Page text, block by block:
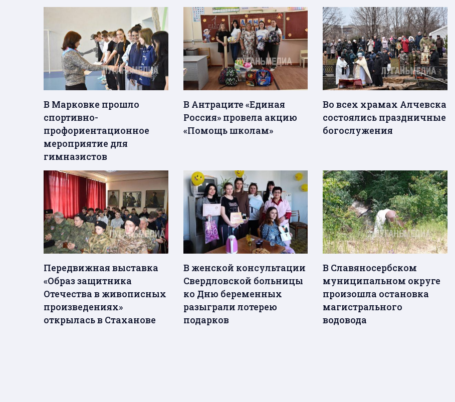
В Марковке прошло
спортивно-
профориентационное
мероприятие для
гимназистов
В Антраците «Единая
Россия» провела акцию
«Помощь школам»
Во всех храмах Алчевска
состоялись праздничные
богослужения
Передвижная выставка
«Образ защитника
Отечества в живописных
произведениях»
открылась в Стаханове
В женской консультации
Свердловской больницы
ко Дню беременных
разыграли лотерею
подарков
В Славяносербском
муниципальном округе
произошла остановка
магистрального
водовода